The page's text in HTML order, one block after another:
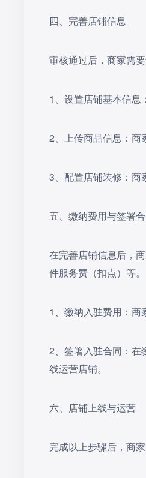
四、完善店铺信息
审核通过后，商家需
‌1、设置店铺基本信息‌
‌2、上传商品信息‌：商
3‌、配置店铺装修‌：商
五、缴纳费用与签署
在完善店铺信息后，
件服务费（扣点）等。
‌1、缴纳入驻费用‌：商
‌2、签署入驻合同‌：在
线运营店铺。
六、店铺上线与运营
完成以上步骤后，商